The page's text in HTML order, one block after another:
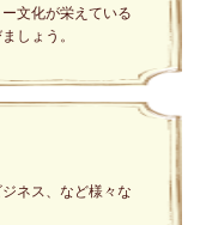
文化が栄えている
しょう。
ネス、など様々な